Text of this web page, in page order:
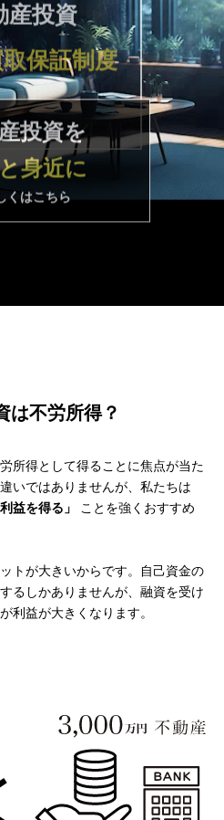
産投資
保証制度
投資を
身近に
くはこちら
は不労所得？
所得として得ることに焦点が当た
いではありませんが、私たちは
益を得る」
ことを強くおすすめ
トが大きいからです。自己資金の
るしかありませんが、融資を受け
利益が大きくなります。